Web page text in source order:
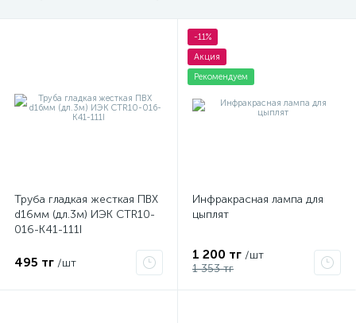
Труба гладкая жесткая ПВХ
d16мм (дл.3м) ИЭК CTR10-
016-K41-111I
495 тг /шт
-11%
Акция
Рекомендуем
Инфракрасная лампа для
цыплят
1 200 тг /шт
1 353 тг